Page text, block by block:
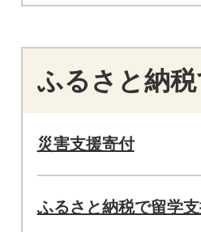
ふるさと納
災害支援寄付
ふるさと納税で留学